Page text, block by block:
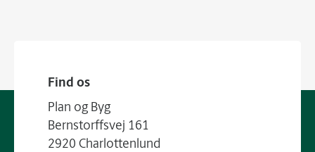
Find os
Plan og Byg
Bernstorffsvej 161
2920 Charlottenlund